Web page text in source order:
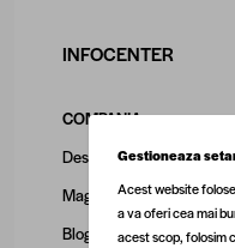
INFOCENTER
COMPANIA
Despre noi
Magazine
Blog
Gestioneaza
Acest website
a va oferi cea mai
acest scop, folosim